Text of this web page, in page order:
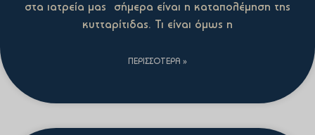
στα ιατρεία μας σήμερα είναι η καταπολέμηση της
κυτταρίτιδας. Τι είναι όμως η
ΠΕΡΙΣΣΌΤΕΡΑ »